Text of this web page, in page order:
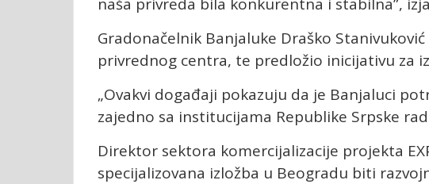
Gradonačelnik Banjaluke Draško
privrednog centra, te predložio inicijativu za
„Ovakvi događaji pokazuju da je Banjaluci
zajedno sa institucijama Republike Srpske
Direktor sektora komercijalizacije projekta
specijalizovana izložba u Beogradu biti